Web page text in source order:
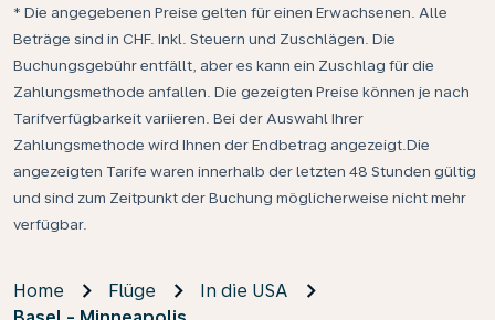
* Die angegebenen Preise gelten für einen Erwachsenen. Alle
Beträge sind in CHF. Inkl. Steuern und Zuschlägen. Die
Buchungsgebühr entfällt, aber es kann ein Zuschlag für die
Zahlungsmethode anfallen. Die gezeigten Preise können je nach
Tarifverfügbarkeit variieren. Bei der Auswahl Ihrer
Zahlungsmethode wird Ihnen der Endbetrag angezeigt.Die
angezeigten Tarife waren innerhalb der letzten 48 Stunden gültig
und sind zum Zeitpunkt der Buchung möglicherweise nicht mehr
verfügbar.
Home Flüge
In die USA